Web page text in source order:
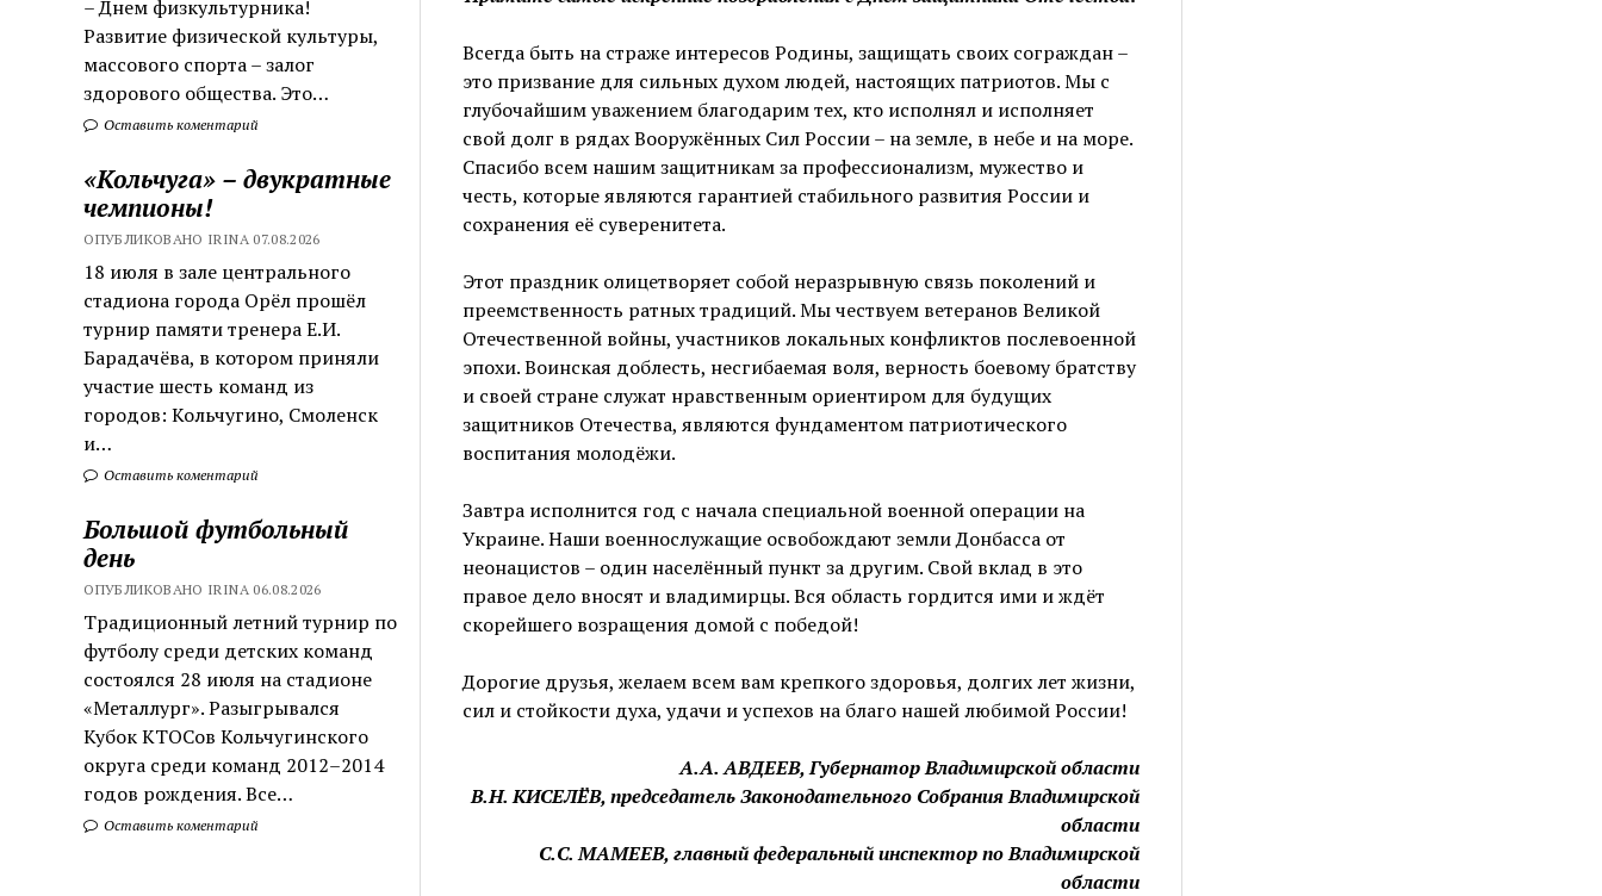
– Днем физкультурника!
Развитие физической культуры,
массового спорта – залог
здорового общества. Это…
Оставить коментарий
«Кольчуга» – двукратные
чемпионы!
ОПУБЛИКОВАНО IRINA 07.08.2026
18 июля в зале центрального
стадиона города Орёл прошёл
турнир памяти тренера Е.И.
Барадачёва, в котором приняли
участие шесть команд из
городов: Кольчугино, Смоленск
и…
Оставить коментарий
Большой футбольный
день
ОПУБЛИКОВАНО IRINA 06.08.2026
Традиционный летний турнир по
футболу среди детских команд
состоялся 28 июля на стадионе
«Металлург». Разыгрывался
Кубок КТОСов Кольчугинского
округа среди команд 2012–2014
годов рождения. Все…
Оставить коментарий
Всегда быть на страже интересов Родины, защищать своих сограждан –
это призвание для сильных духом людей, настоящих патриотов. Мы с
глубочайшим уважением благодарим тех, кто исполнял и исполняет
свой долг в рядах Вооружённых Сил России – на земле, в небе и на море.
Спасибо всем нашим защитникам за профессионализм, мужество и
честь, которые являются гарантией стабильного развития России и
сохранения её суверенитета.
Этот праздник олицетворяет собой неразрывную связь поколений и
преемственность ратных традиций. Мы чествуем ветеранов Великой
Отечественной войны, участников локальных конфликтов послевоенной
эпохи. Воинская доблесть, несгибаемая воля, верность боевому братству
и своей стране служат нравственным ориентиром для будущих
защитников Отечества, являются фундаментом патриотического
воспитания молодёжи.
Завтра исполнится год с начала специальной военной операции на
Украине. Наши военнослужащие освобождают земли Донбасса от
неонацистов – один населённый пункт за другим. Свой вклад в это
правое дело вносят и владимирцы. Вся область гордится ими и ждёт
скорейшего возращения домой с победой!
Дорогие друзья, желаем всем вам крепкого здоровья, долгих лет жизни,
сил и стойкости духа, удачи и успехов на благо нашей любимой России!
А.А. АВДЕЕВ, Губернатор Владимирской области
В.Н. КИСЕЛЁВ, председатель Законодательного Собрания Владимирской
области
С.С. МАМЕЕВ, главный федеральный инспектор по Владимирской
области